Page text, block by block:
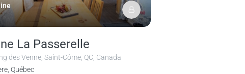
La Passerelle
des Venne, Saint-Côme, QC, Canada
Québec